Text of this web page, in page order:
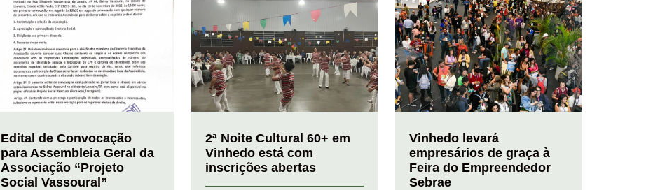
Edital de Convocação
para Assembleia Geral da
Associação “Projeto
Social Vassoural”
2ª Noite Cultural 60+ em
Vinhedo está com
inscrições abertas
Vinhedo levará
empresários de graça à
Feira do Empreendedor
Sebrae